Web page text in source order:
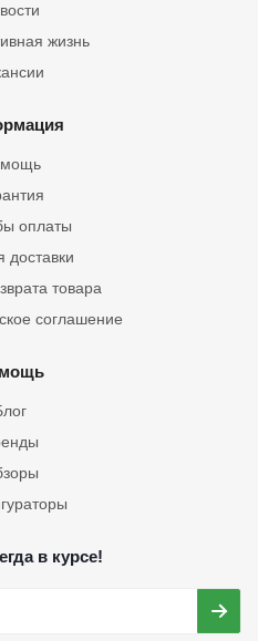
жизнь
оплаты
доставки
товара
соглашение
в курсе!